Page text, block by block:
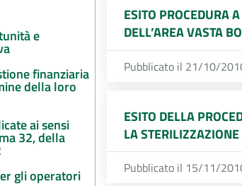
e
finanziaria
della loro
ai sensi
32, della
gli operatori
ESITO PROCEDURA
DELL’AREA VASTA
Pubblicato il 21/10/
ESITO DELLA
LA
Pubblicato il 15/11/